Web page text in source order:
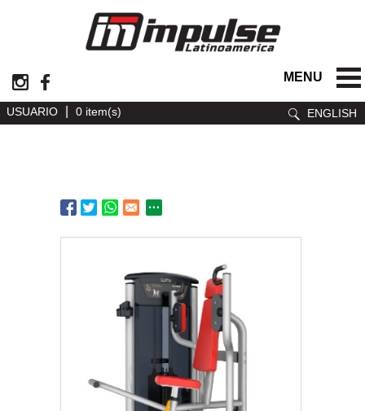
MENU
ENGLISH
USUARIO 0 item(s)